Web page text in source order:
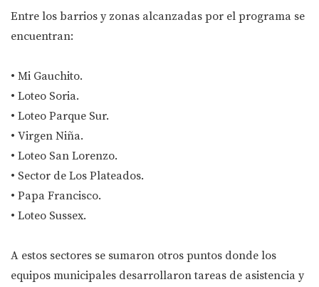
Entre los barrios y zonas alcanzadas por el programa se
encuentran:
• Mi Gauchito.
• Loteo Soria.
• Loteo Parque Sur.
• Virgen Niña.
• Loteo San Lorenzo.
• Sector de Los Plateados.
• Papa Francisco.
• Loteo Sussex.
A estos sectores se sumaron otros puntos donde los
equipos municipales desarrollaron tareas de asistencia y